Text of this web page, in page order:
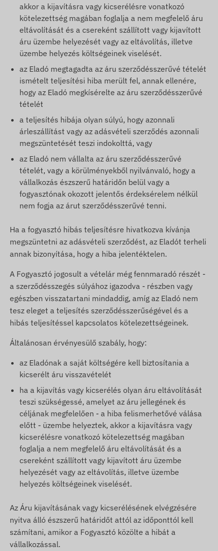
akkor a kijavításra vagy kicserélésre vonatkozó
kötelezettség magában foglalja a nem megfelelő áru
eltávolítását és a csereként szállított vagy kijavított
áru üzembe helyezését vagy az eltávolítás, illetve
üzembe helyezés költségeinek viselését.
az Eladó megtagadta az áru szerződésszerűvé tételét
ismételt teljesítési hiba merült fel, annak ellenére,
hogy az Eladó megkísérelte az áru szerződésszerűvé
tételét
a teljesítés hibája olyan súlyú, hogy azonnali
árleszállítást vagy az adásvételi szerződés azonnali
megszüntetését teszi indokolttá, vagy
az Eladó nem vállalta az áru szerződésszerűvé
tételét, vagy a körülményekből nyilvánvaló, hogy a
vállalkozás észszerű határidőn belül vagy a
fogyasztónak okozott jelentős érdeksérelem nélkül
nem fogja az árut szerződésszerűvé tenni.
Ha a fogyasztó hibás teljesítésre hivatkozva kívánja
megszüntetni az adásvételi szerződést, az Eladót terheli
annak bizonyítása, hogy a hiba jelentéktelen.
A Fogyasztó jogosult a vételár még fennmaradó részét -
a szerződésszegés súlyához igazodva - részben vagy
egészben visszatartani mindaddig, amíg az Eladó nem
tesz eleget a teljesítés szerződésszerűségével és a
hibás teljesítéssel kapcsolatos kötelezettségeinek.
Általánosan érvényesülő szabály, hogy:
az Eladónak a saját költségére kell biztosítania a
kicserélt áru visszavételét
ha a kijavítás vagy kicserélés olyan áru eltávolítását
teszi szükségessé, amelyet az áru jellegének és
céljának megfelelően - a hiba felismerhetővé válása
előtt - üzembe helyeztek, akkor a kijavításra vagy
kicserélésre vonatkozó kötelezettség magában
foglalja a nem megfelelő áru eltávolítását és a
csereként szállított vagy kijavított áru üzembe
helyezését vagy az eltávolítás, illetve üzembe
helyezés költségeinek viselését.
Az Áru kijavításának vagy kicserélésének elvégzésére
nyitva álló észszerű határidőt attól az időponttól kell
számítani, amikor a Fogyasztó közölte a hibát a
vállalkozással.